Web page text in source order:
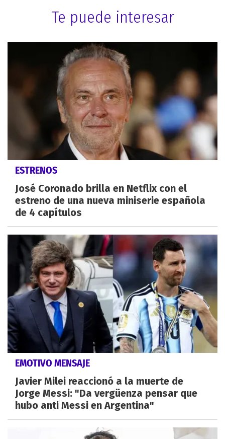
Te puede interesar
ESTRENOS
José Coronado brilla en Netflix con el
estreno de una nueva miniserie española
de 4 capítulos
EMOTIVO MENSAJE
Javier Milei reaccionó a la muerte de
Jorge Messi: "Da vergüenza pensar que
hubo anti Messi en Argentina"